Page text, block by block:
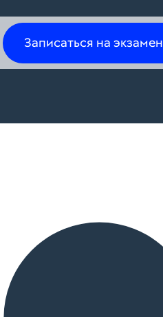
Записаться на экзамен